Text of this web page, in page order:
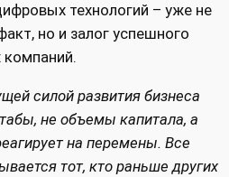
технологий – уже не
но и залог успешного
компаний.
силой развития бизнеса
не объемы капитала, а
на перемены. Все
тот, кто раньше других